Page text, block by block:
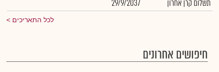
תשלום קרן אחרון
29/9/2037
לכל התאריכים
חיפושים אחרונים